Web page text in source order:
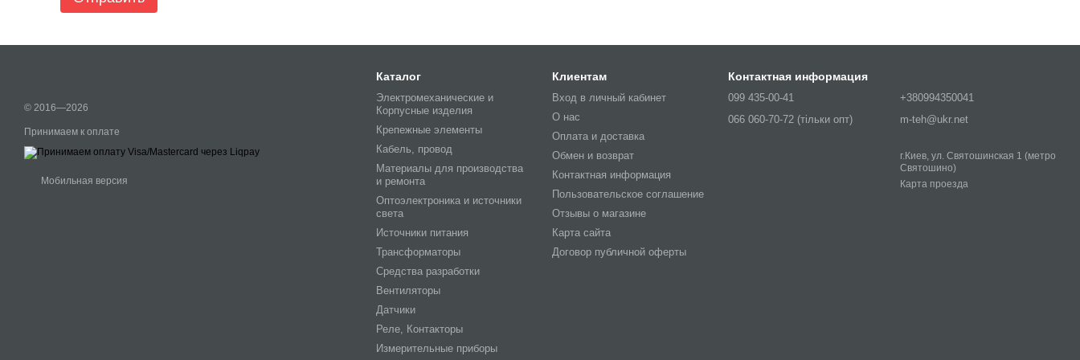
© 2016—2026
Принимаем к оплате
Мобильная версия
Каталог
Электромеханические и
Корпусные изделия
Крепежные элементы
Кабель, провод
Материалы для производства
и ремонта
Оптоэлектроника и источники
света
Источники питания
Трансформаторы
Средства разработки
Вентиляторы
Датчики
Реле, Контакторы
Измерительные приборы
Клиентам
Вход в личный кабинет
О нас
Оплата и доставка
Обмен и возврат
Контактная информация
Пользовательское соглашение
Отзывы о магазине
Карта сайта
Договор публичной оферты
Контактная информация
099 435-00-41
066 060-70-72 (тільки опт)
+380994350041
m-teh@ukr.net
г.Киев, ул. Святошинская 1 (метро
Святошино)
Карта проезда